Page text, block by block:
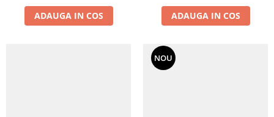
ADAUGA IN COS ADAUGA IN COS
NOU